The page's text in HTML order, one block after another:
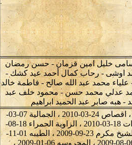
خليل امين قزمان - حسن رمضان
اوشى - رحاب كمال أحمد عيد كشك -
محمد عبد الله صالح - فاطمة خالد
عدلي محمد حسن - محمود خلف عبد
صابر عبد الحميد ابراهيم
ابوجلال 11-08-2008 ، اخميم 09-10-2009 ، اطسا 15-06-2009 ، اقصاص 24-03-2010 ، الجمالية 07-03-
2009 ، الحسينيه 11-08-2009 ، الحميدات 05-10-2009 ، الحميدات 18-03-2010 ، الزاوية الحمراء 18-08-
2009 ، الشيخ شبل 29-08-2012 ، الشيخ مكرم 08-08-2009 ، الشيخ مكرم 23-09-2009 ، الطيبه 01-11-
2009 ، العجوزة 18-08-2009 ، العدليه 05-08-2008 ، الفيوم 06-08-2009 ، المحروسه 06-01-2009 ،